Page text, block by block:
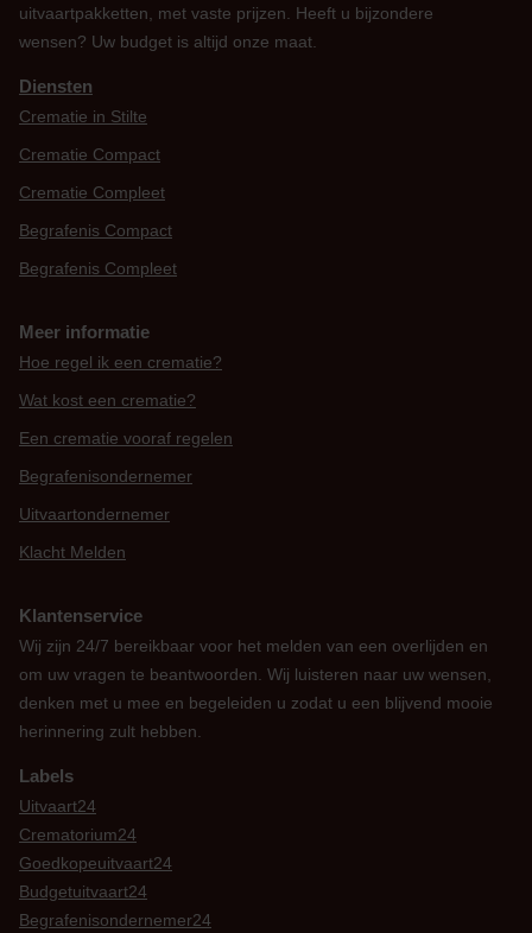
uitvaartpakketten, met vaste prijzen. Heeft u bijzondere
wensen? Uw budget is altijd onze maat.
Diensten
Crematie in Stilte
Crematie Compact
Crematie Compleet
Begrafenis Compact
Begrafenis Compleet
Meer informatie
Hoe regel ik een crematie?
Wat kost een crematie?
Een crematie vooraf regelen
Begrafenisondernemer
Uitvaartondernemer
Klacht Melden
Klantenservice
Wij zijn 24/7 bereikbaar voor het melden van een overlijden en
om uw vragen te beantwoorden. Wij luisteren naar uw wensen,
denken met u mee en begeleiden u zodat u een blijvend mooie
herinnering zult hebben.
Labels
Uitvaart24
Crematorium24
Goedkopeuitvaart24
Budgetuitvaart24
Begrafenisondernemer24